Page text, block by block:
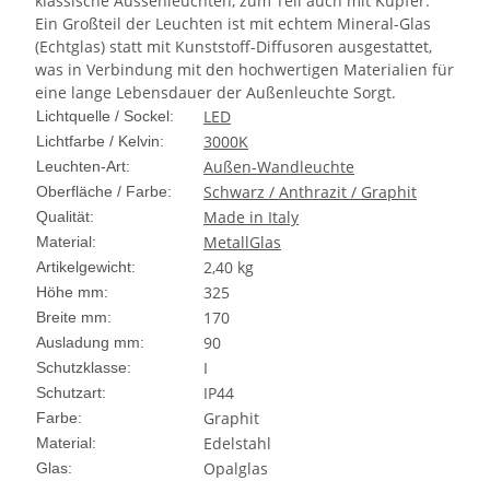
Ein Großteil der Leuchten ist mit echtem Mineral-Glas
(Echtglas) statt mit Kunststoff-Diffusoren ausgestattet,
was in Verbindung mit den hochwertigen Materialien für
eine lange Lebensdauer der Außenleuchte Sorgt.
Lichtquelle / Sockel: LED
Lichtfarbe / Kelvin: 3000K
Leuchten-Art: Außen-Wandleuchte
Oberfläche / Farbe: Schwarz / Anthrazit / Graphit
Qualität: Made in Italy
Material: MetallGlas
Artikelgewicht: 2,40 kg
Höhe mm: 325
Breite mm: 170
Ausladung mm: 90
Schutzklasse: I
Schutzart: IP44
Farbe: Graphit
Material: Edelstahl
Glas: Opalglas